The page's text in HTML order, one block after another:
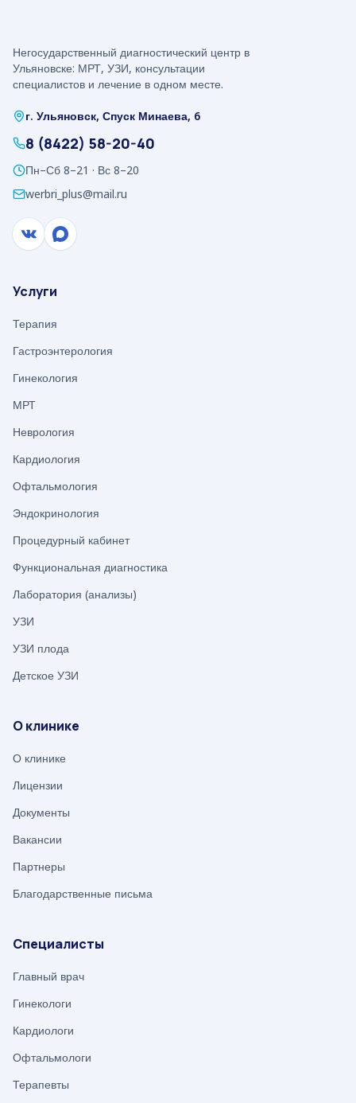
Негосударственный диагностический центр в
Ульяновске: МРТ, УЗИ, консультации
специалистов и лечение в одном месте.
г. Ульяновск, Спуск Минаева, 6
8 (8422) 58-20-40
Пн–Сб 8–21 · Вс 8–20
werbri_plus@mail.ru
Услуги
Терапия
Гастроэнтерология
Гинекология
МРТ
Неврология
Кардиология
Офтальмология
Эндокринология
Процедурный кабинет
Функциональная диагностика
Лаборатория (анализы)
УЗИ
УЗИ плода
Детское УЗИ
О клинике
О клинике
Лицензии
Документы
Вакансии
Партнеры
Благодарственные письма
Специалисты
Главный врач
Гинекологи
Кардиологи
Офтальмологи
Терапевты